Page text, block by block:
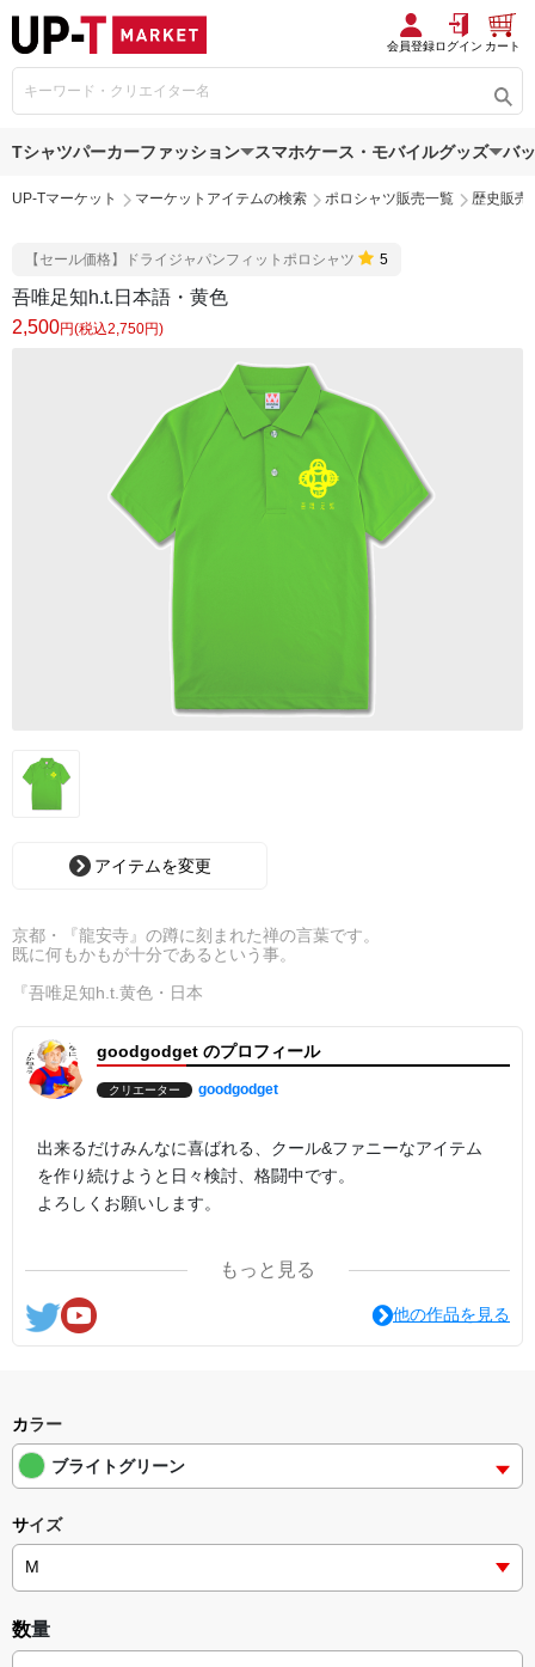
会員登録ログイン カート
Tシャツパーカーファッション スマホケース・モバイルグッズ バ
UP-Tマーケット マーケットアイテムの検索 ポロシャツ販売一覧 歴史販売
【セール価格】ドライジャパンフィットポロシャツ 5
吾唯足知h.t.日本語・黄色
2,500円(税込2,750円)
アイテムを変更
京都・『龍安寺』の蹲に刻まれた禅の言葉です。
既に何もかもが十分であるという事。
『吾唯足知h.t.黄色・日本
goodgodget のプロフィール
クリエーター goodgodget
出来るだけみんなに喜ばれる、クール&ファニーなアイテム
を作り続けようと日々検討、格闘中です。
よろしくお願いします。
ここの他にも『日日彼是色々面白可笑し。IN SUZURI』や
nichinichioo by BASE にも展開中。
コチラもよろしくお願いします。
もっと見る
他の作品を見る
カラー
ブライトグリーン
サイズ
数量